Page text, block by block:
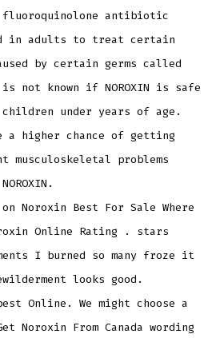
fluoroquinolone antibiotic
in adults to treat certain
by certain germs called
not known if NOROXIN is safe
under years of age.
a higher chance of getting
musculoskeletal problems
on Noroxin Best For Sale Where
Online Rating . stars
I burned so many froze it
looks good.
Online. We might choose a
Noroxin From Canada wording